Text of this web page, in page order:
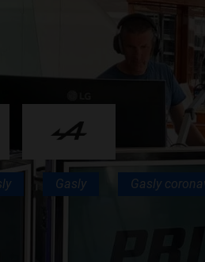
Gasly Gasly
F1 TEAMS KAMPIOENSCHAP
MAX VERSTAPPEN
RACE GEMIST